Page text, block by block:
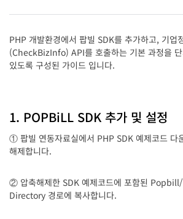
PHP 개발환경에서 팝빌 SDK를 추가하고, 기업
(CheckBizInfo) API를 호출하는 기본 과정을
있도록 구성된 가이드 입니다.
1. POPBiLL SDK 추가 및 설정
① 팝빌 연동자료실에서 PHP SDK 예제코드 다
해제합니다.
② 압축해제한 SDK 예제코드에 포함된
Directory 경로에 복사합니다.